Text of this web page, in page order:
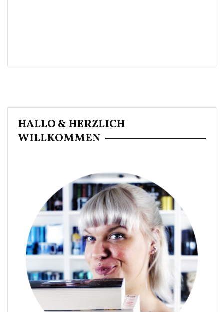
HALLO & HERZLICH
WILLKOMMEN